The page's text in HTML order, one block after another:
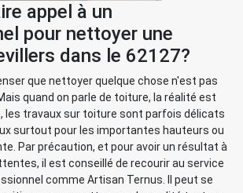
appel à un
pour nettoyer une
dans le 62127?
que nettoyer quelque chose n'est pas
quand on parle de toiture, la réalité est
les travaux sur toiture sont parfois délicats
surtout pour les importantes hauteurs ou
Par précaution, et pour avoir un résultat à
il est conseillé de recourir au service
comme Artisan Ternus. Il peut se